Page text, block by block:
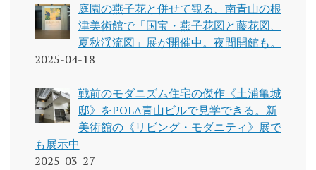
庭園の燕子花と併せて観る、南青山の根
津美術館で「国宝・燕子花図と藤花図、
夏秋渓流図」展が開催中。夜間開館も。
2025-04-18
戦前のモダニズム住宅の傑作《土浦亀城
邸》をPOLA青山ビルで見学できる。新
美術館の《リビング・モダニティ》展で
も展示中
2025-03-27